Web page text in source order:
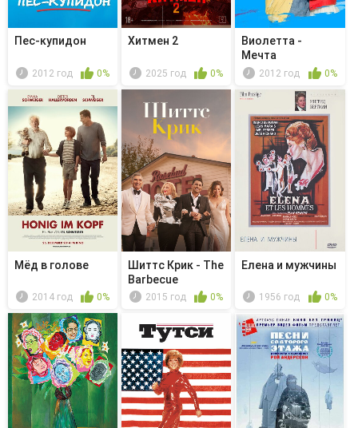
Пес-купидон
2012 год 0%
Хитмен 2
2025 год 0%
Виолетта -
Мечта
2012 год 0%
Мёд в голове
2014 год 0%
Шиттс Крик - The
Barbecue
2015 год 0%
Елена и мужчины
1956 год 0%